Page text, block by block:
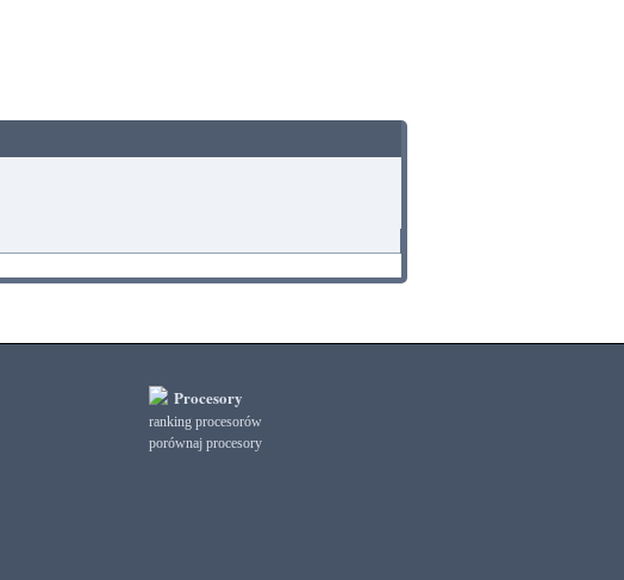
Procesory
ranking procesorów
porównaj procesory